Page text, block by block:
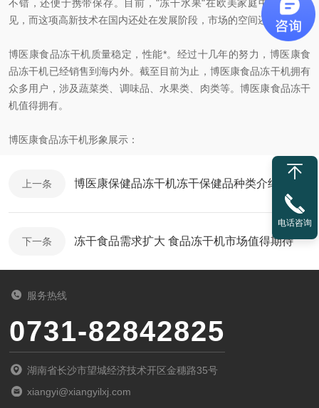
不错，还便于携带保存。目前，"冻干水果"在欧美家庭中已较为常
见，而这项高新技术在国内还处在发展阶段，市场的空间还很大。
博医康食品冻干机质量稳定，性能*。经过十几年的努力，博医康食
品冻干机已经销售到海内外。截至目前为止，博医康食品冻干机拥有
众多用户，涉及蔬菜类、调味品、水果类、肉类等。博医康食品冻干
机值得拥有。
博医康食品冻干机形象展示：
上一条 博医康保健品冻干机冻干保健品种类介绍
下一条 冻干食品需求扩大 食品冻干机市场值得期待
服务热线
0731-82842825
湖南省长沙市望城经济技术开区金穗路35号
xiangyi@xiangyilxj.com
电话咨询